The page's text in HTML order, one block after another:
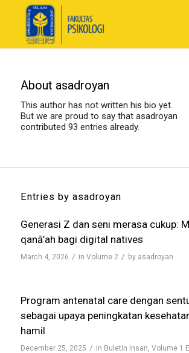
About asadroyan
This author has not written his bio yet.
But we are proud to say that asadroyan
contributed 93 entries already.
Entries by asadroyan
Generasi Z dan seni merasa cukup:
qanā’ah bagi digital natives
March 4, 2026 / in Volume 2 / by asadroyan
Program antenatal care dengan
sebagai upaya peningkatan
hamil
December 25, 2025 / in Buletin Insan Volume 1